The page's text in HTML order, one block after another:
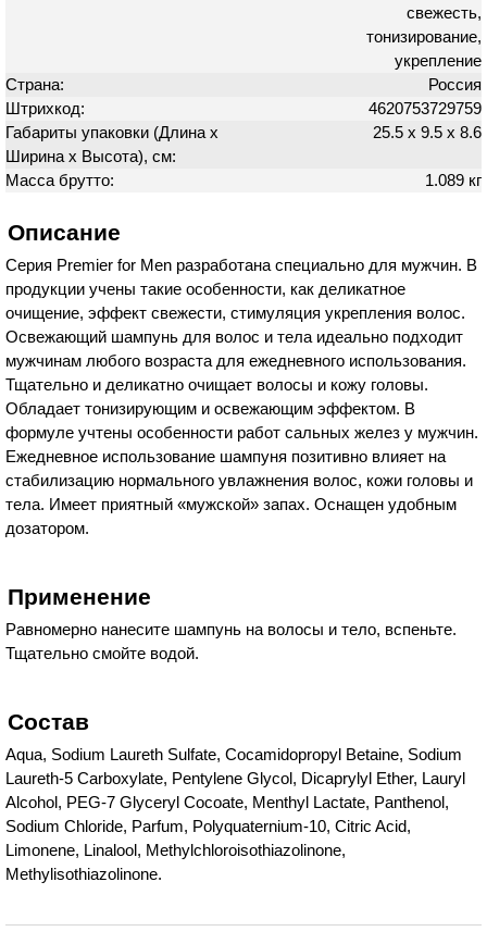
свежесть,
тонизирование,
укрепление
Страна:
Россия
Штрихкод:
4620753729759
Габариты упаковки (Длина х
Ширина х Высота), см:
25.5 х 9.5 х 8.6
Масса брутто: 1.089 кг
Описание
Серия Premier for Men разработана специально для мужчин. В
продукции учены такие особенности, как деликатное
очищение, эффект свежести, стимуляция укрепления волос.
Освежающий шампунь для волос и тела идеально подходит
мужчинам любого возраста для ежедневного использования.
Тщательно и деликатно очищает волосы и кожу головы.
Обладает тонизирующим и освежающим эффектом. В
формуле учтены особенности работ сальных желез у мужчин.
Ежедневное использование шампуня позитивно влияет на
стабилизацию нормального увлажнения волос, кожи головы и
тела. Имеет приятный «мужской» запах. Оснащен удобным
дозатором.
Применение
Равномерно нанесите шампунь на волосы и тело, вспеньте.
Тщательно смойте водой.
Состав
Aqua, Sodium Laureth Sulfate, Cocamidopropyl Betaine, Sodium
Laureth-5 Carboxylate, Pentylene Glycol, Dicaprylyl Ether, Lauryl
Alcohol, PEG-7 Glyceryl Cocoate, Menthyl Lactate, Panthenol,
Sodium Chloride, Parfum, Polyquaternium-10, Citric Acid,
Limonene, Linalool, Methylchloroisothiazolinone,
Methylisothiazolinone.